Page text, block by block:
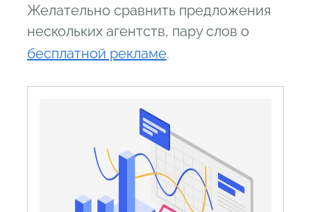
Желательно сравнить предложения
нескольких агентств, пару слов о
бесплатной рекламе.